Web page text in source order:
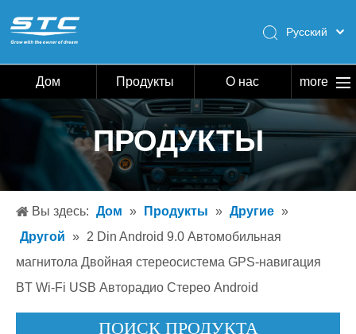
Дом
Продукты
Скачать
Новости
Связаться с нами
Pусский
Español
Português
Дом Продукты О нас more
ПРОДУКТЫ
Вы здесь: Дом » Продукты » Другие »
Другой » 2 Din Android 9.0 Автомобильная
магнитола Двойная стереосистема GPS-навигация
BT Wi-Fi USB Авторадио Стерео Android
ПОИСК ПРОДУКТА